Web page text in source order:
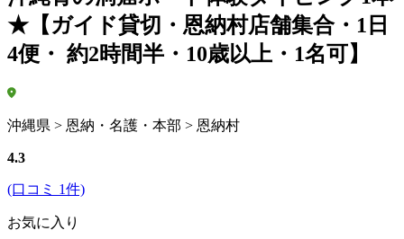
★【ガイド貸切・恩納村店舗集合・1日
4便・ 約2時間半・10歳以上・1名可】
沖縄県 > 恩納・名護・本部 > 恩納村
4.3
(口コミ 1件)
お気に入り